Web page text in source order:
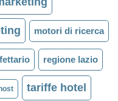
motori di ricerca
regione lazio
tariffe hotel